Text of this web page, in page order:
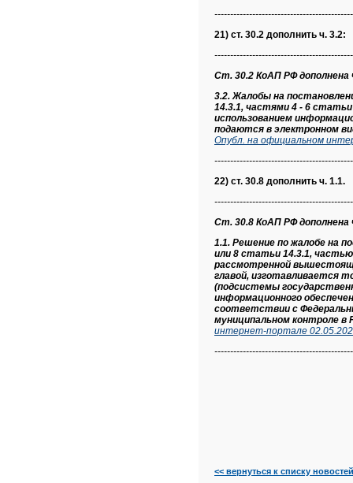
21) ст. 30.2 дополнить ч. 3.2:
Ст. 30.2 КоАП РФ дополнена
3.2. Жалобы на
14.3.1, частями 4 - 6
использованием
подаются в электронном
Опубл. на официальном
22) ст. 30.8 дополнить ч. 1.1.
Ст. 30.8 КоАП РФ дополнена
1.1. Решение по жалобе на
или 8 статьи 14.3.1,
рассмотренной
главой, изготавливается
(подсистемы
информационного
соответствии с
муниципальном контроле в
интернет-портале
<< вернуться к списку новостей